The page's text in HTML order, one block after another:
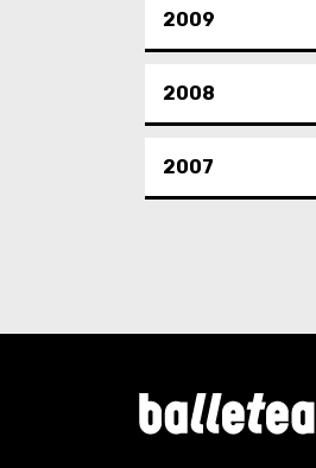
2009
2008
2007